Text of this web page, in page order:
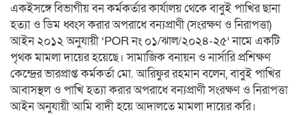
একইসঙ্গে বিভাগীয় বন কর্মকর্তার কার্যালয় থেকে বাবুই পাখির ছানা
হত্যা ও ডিম ধ্বংস করার অপরাধে বন্যপ্রাণী (সংরক্ষণ ও নিরাপত্তা)
আইন ২০১২ অনুযায়ী ‘POR নং ০১/ঝাল/২০২৪-২৫’ নামে একটি
পৃথক মামলা দায়ের হয়েছে। ‎সামাজিক বনায়ন ও নার্সারি প্রশিক্ষণ
কেন্দ্রের ভারপ্রাপ্ত কর্মকর্তা মো. আরিফুর রহমান বলেন, বাবুই পাখির
আবাসস্থল ও পাখি হত্যা করার অপরাধে বন্যপ্রাণী সংরক্ষণ ও নিরাপত্তা
আইন অনুযায়ী আমি বাদী হয়ে আদালতে মামলা দায়ের করি।